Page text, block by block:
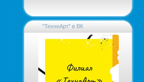
"ТехноАрт" в ВК